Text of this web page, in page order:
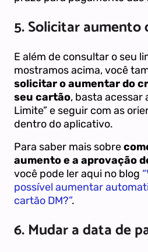
5. Solicitar aumento
E além de consultar o seu
mostramos acima, você
solicitar o aumentar do
seu cartão, basta acessar
Limite” e seguir com as
dentro do aplicativo.
Para saber mais sobre
aumento e a aprovação
você pode ler aqui no blog
possível aumentar
cartão DM?”.
6. Mudar a data de